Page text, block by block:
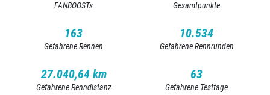
FANBOOSTs Gesamtpunkte
163
Gefahrene Rennen
10.534
Gefahrene Rennrunden
27.040,64 km
Gefahrene Renndistanz
63
Gefahrene Testtage